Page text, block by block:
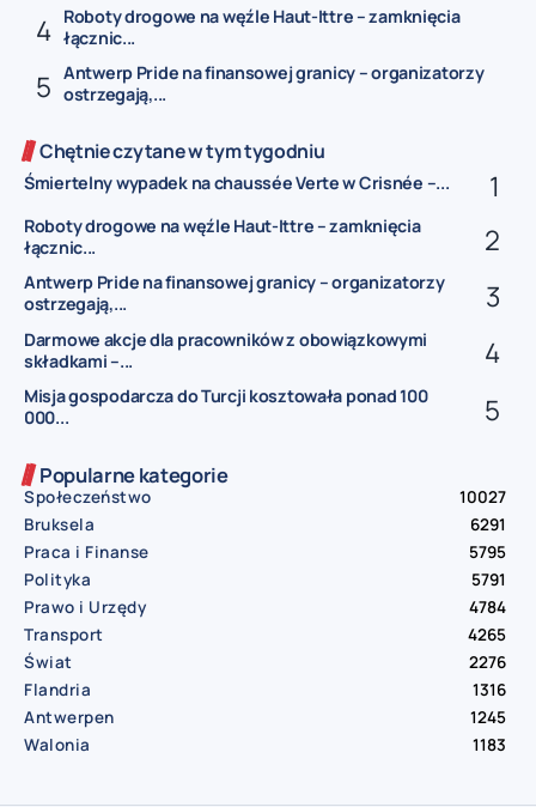
Roboty drogowe na węźle Haut-Ittre – zamknięcia
łącznic...
Antwerp Pride na finansowej granicy – organizatorzy
ostrzegają,...
Chętnie czytane w tym tygodniu
Śmiertelny wypadek na chaussée Verte w Crisnée –...
Roboty drogowe na węźle Haut-Ittre – zamknięcia
łącznic...
Antwerp Pride na finansowej granicy – organizatorzy
ostrzegają,...
Darmowe akcje dla pracowników z obowiązkowymi
składkami –...
Misja gospodarcza do Turcji kosztowała ponad 100
000...
Popularne kategorie
Społeczeństwo
10027
Bruksela
6291
Praca i Finanse
5795
Polityka
5791
Prawo i Urzędy
4784
Transport
4265
Świat
2276
Flandria
1316
Antwerpen
1245
Walonia
1183